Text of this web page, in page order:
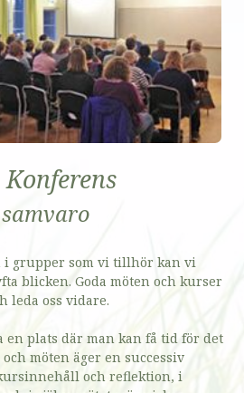
i grupper som vi tillhör kan vi
blicken. Goda möten och kurser
leda oss vidare.
plats där man kan få tid för det
möten äger en successiv
och reflektion, i